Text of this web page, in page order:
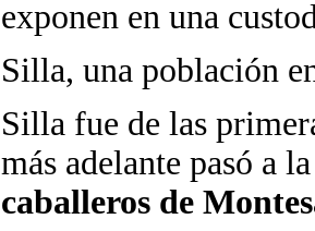
exponen en una
Silla, una población
Silla fue de las
más adelante pasó a
caballeros de